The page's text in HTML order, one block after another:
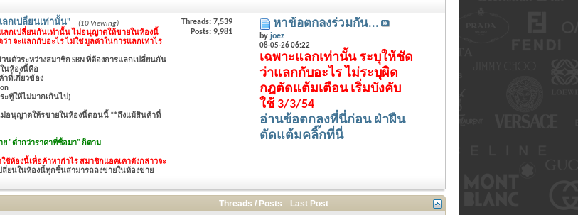
ลกเปลี่ยนเท่านั้น"
(10 Viewing)
ลกเปลี่ยนกันเท่านั้น ไม่อนุญาตให้ขายในห้องนี้
า จะแลกกับอะไร ไม่ใช่ มูลค่าในการแลกเท่าไร
ตัวระหว่างสมาชิก SBN ที่ต้องการแลกเปลี่ยนกัน
นห้องนี้คือ
าที่เกี่ยวข้อง
ะทู้ให้ไม่มากเกินไป)
ม่อนุญาตให้รขายในห้องนี้ตอนนี้ **ถึงแม้สินค้าที่
ย "ต่ำกว่าราคาที่ซื้อมา" ก็ตาม
ห้องนี้เพื่อค้าหากำไร สมาชิกแอคเคาดังกล่าวจะ
ลี่ยนในห้องนี้ทุกชิ้นสามารถลงขายในห้องขาย
Threads: 7,539
Posts: 9,981
หาข้อตกลงร่วมกัน...
by joez
08-05-2606:22
เฉพาะแลกเท่านั้น ระบุให้ชัด
ว่าแลกกับอะไร ไม่ระบุผิด
กฎตัดแต้มเตือน เริ่มบังคับ
ใช้ 3/3/54
อ่านข้อตกลงที่นี่ก่อน ฝ่าฝืน
ตัดแต้มคลิ๊กที่นี่
Threads / Posts Last Post